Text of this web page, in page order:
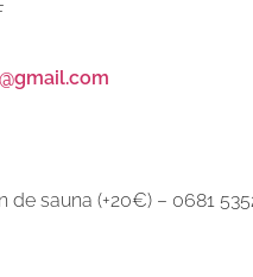
de sauna (+20€) – 0681